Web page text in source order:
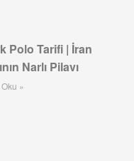
Polo Tarifi | İran
Narlı Pilavı
Oku »